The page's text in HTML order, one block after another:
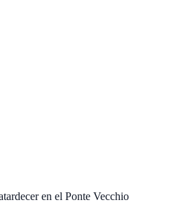
en el Ponte Vecchio